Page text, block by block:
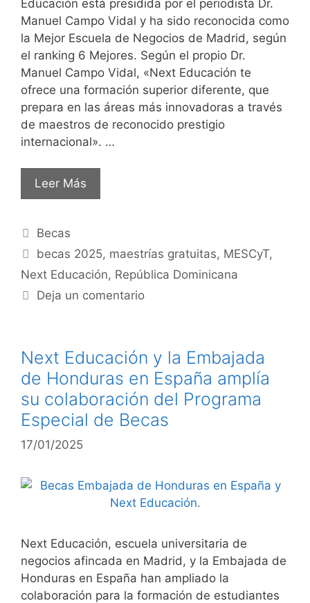
Educación está presidida por el periodista Dr.
Manuel Campo Vidal y ha sido reconocida como
la Mejor Escuela de Negocios de Madrid, según
el ranking 6 Mejores. Según el propio Dr.
Manuel Campo Vidal, «Next Educación te
ofrece una formación superior diferente, que
prepara en las áreas más innovadoras a través
de maestros de reconocido prestigio
internacional». …
Leer Más
Becas
becas 2025, maestrías gratuitas, MESCyT,
Next Educación, República Dominicana
Deja un comentario
Next Educación y la Embajada
de Honduras en España amplía
su colaboración del Programa
Especial de Becas
17/01/2025
Next Educación, escuela universitaria de
negocios afincada en Madrid, y la Embajada de
Honduras en España han ampliado la
colaboración para la formación de estudiantes